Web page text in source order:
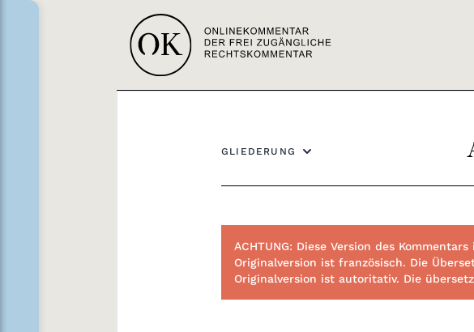
GLIEDERUNG
ACHTUNG: Diese Version des
Originalversion ist französisch. Die
Originalversion ist autoritativ. Die